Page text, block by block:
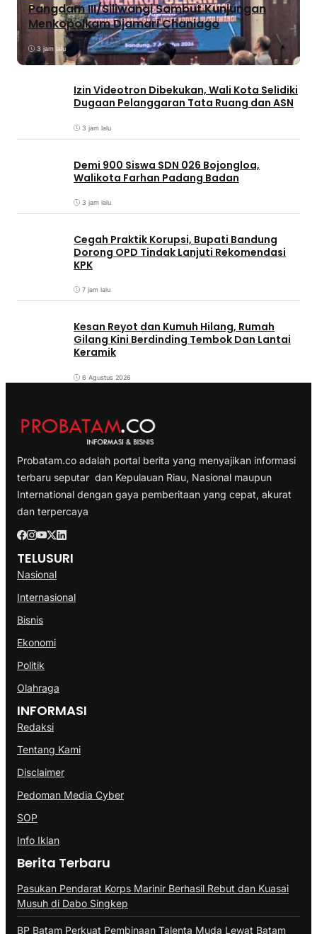
Pangdam III/Siliwangi Sambut Kunjungan
Menkopolkam Djamari Chaniago
3 jam lalu
Izin Videotron Dibekukan, Wali Kota Selidiki
Dugaan Pelanggaran Tata Ruang dan ASN
3 jam lalu
Demi 900 Siswa SDN 026 Bojongloa,
Walikota Farhan Padang Badan
3 jam lalu
Cegah Praktik Korupsi, Bupati Bandung
Dorong OPD Tindak Lanjuti Rekomendasi
KPK
7 jam lalu
Kesan Reyot dan Kumuh Hilang, Rumah
Gilang Kini Berdinding Tembok Dan Lantai
Keramik
6 Agustus 2026
Probatam.co adalah portal berita yang menyajikan informasi
terbaru seputar dan Kepulauan Riau, Nasional maupun
International dengan gaya pemberitaan yang cepat, akurat
dan terpercaya
TELUSURI
Nasional
Internasional
Bisnis
Ekonomi
Politik
Olahraga
INFORMASI
Redaksi
Tentang Kami
Disclaimer
Pedoman Media Cyber
SOP
Info Iklan
Berita Terbaru
Pasukan Pendarat Korps Marinir Berhasil Rebut dan Kuasai
Musuh di Dabo Singkep
BP Batam Perkuat Pembinaan Talenta Muda Lewat Batam